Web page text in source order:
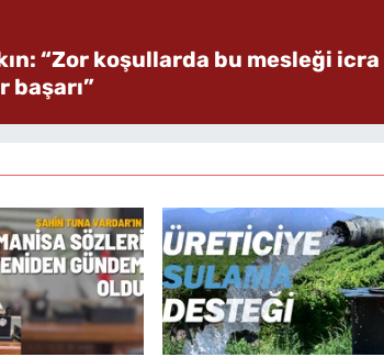
“Zor koşullarda bu mesleği icra
başarı”